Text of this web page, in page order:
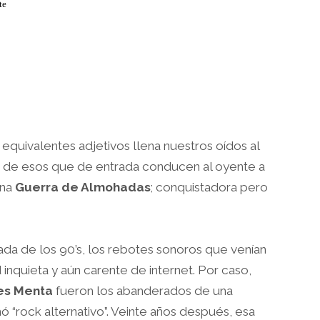
adjetivos llena nuestros oídos al
esos que de entrada conducen al oyente a
Guerra de Almohadas; conquistadora pero
de los 90’s, los rebotes sonoros que venían
y aún carente de internet. Por caso,
Menta fueron los abanderados de una
“rock alternativo”. Veinte años después, esa